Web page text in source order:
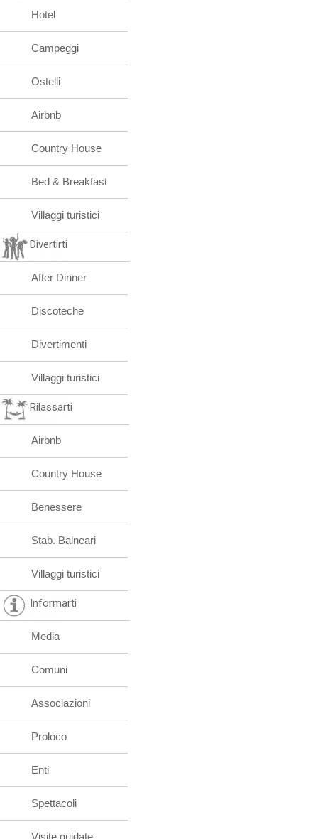
Hotel
Campeggi
Ostelli
Airbnb
Country House
Bed & Breakfast
Villaggi turistici
Divertirti
After Dinner
Discoteche
Divertimenti
Villaggi turistici
Rilassarti
Airbnb
Country House
Benessere
Stab. Balneari
Villaggi turistici
Informarti
Media
Comuni
Associazioni
Proloco
Enti
Spettacoli
Visite guidate